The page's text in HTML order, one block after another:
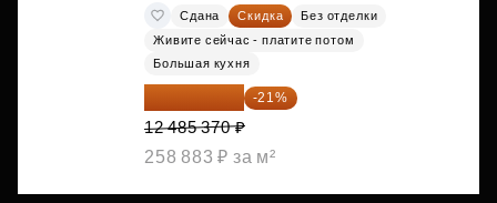
Сдана Скидка
Без отделки
Живите сейчас - платите потом
Большая кухня
-21%
12 485 370 ₽
258 883 ₽ за м²